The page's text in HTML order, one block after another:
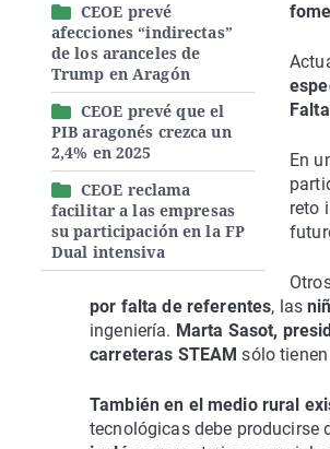
CEOE prevé
afecciones “indirectas”
de los aranceles de
Trump en Aragón
CEOE prevé que el
PIB aragonés crezca un
2,4% en 2025
CEOE reclama
facilitar a las empresas
su participación en la FP
Dual intensiva
En
reto
por falta de referentes, las
ingeniería. Marta Sasot,
carreteras STEAM sólo
También en el medio rural
tecnológicas debe producirse